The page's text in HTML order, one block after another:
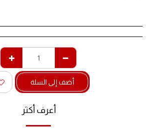
أضف إلى السلة
أعرف أكثر